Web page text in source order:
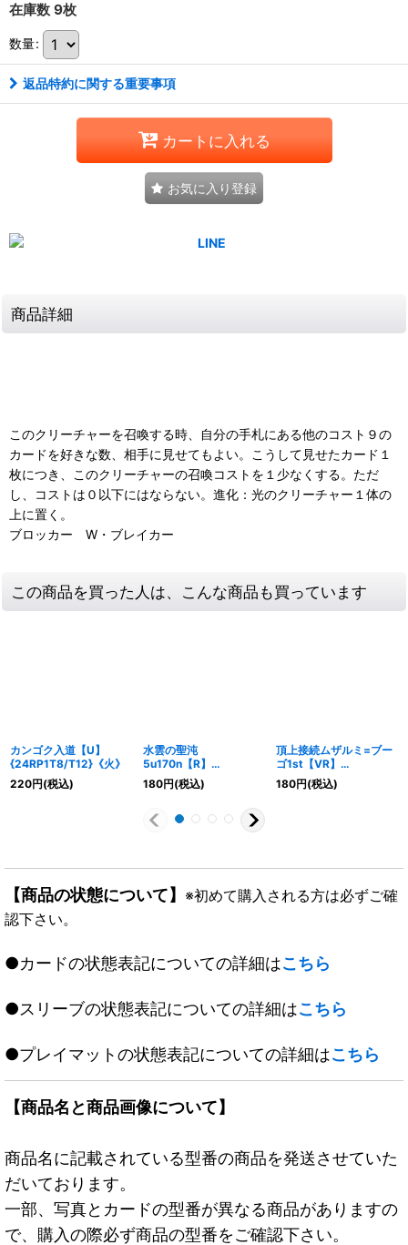
在庫数 9枚
数量:
返品特約に関する重要事項
カートに入れる
お気に入り登録
商品詳細
このクリーチャーを召喚する時、自分の手札にある他のコスト９の
カードを好きな数、相手に見せてもよい。こうして見せたカード１
枚につき、このクリーチャーの召喚コストを１少なくする。ただ
し、コストは０以下にはならない。進化：光のクリーチャー１体の
上に置く。
ブロッカー W・ブレイカー
この商品を買った人は、こんな商品も買っています
カンゴク入道【U】
{24RP1T8/T12}《火》
220円(税込)
水雲の聖沌
5u170n【R】
{23SD23/14}《光》
180円(税込)
頂上接続ムザルミ=ブー
ゴ1st【VR】
{23EX231/112}《多》
180円(税込)
【商品の状態について】 ※初めて購入される方は必ずご確
認下さい。
●カードの状態表記についての詳細はこちら
●スリーブの状態表記についての詳細はこちら
●プレイマットの状態表記についての詳細はこちら
【商品名と商品画像について】
商品名に記載されている型番の商品を発送させていた
だいております。
一部、写真とカードの型番が異なる商品がありますの
で、購入の際必ず商品の型番をご確認下さい。